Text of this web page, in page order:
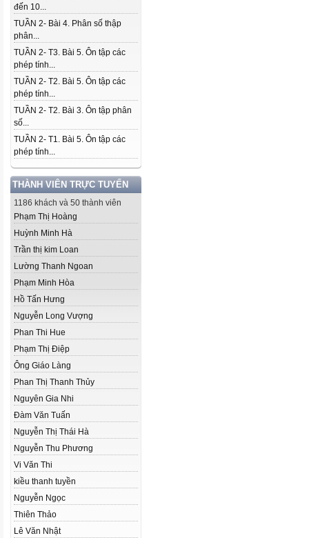
đến 10...
TUẦN 2- Bài 4. Phân số thập
phân...
TUẦN 2- T3. Bài 5. Ôn tập các
phép tính...
TUẦN 2- T2. Bài 5. Ôn tập các
phép tính...
TUẦN 2- T2. Bài 3. Ôn tập phân
số...
TUẦN 2- T1. Bài 5. Ôn tập các
phép tính...
THÀNH VIÊN TRỰC TUYẾN
1186 khách và 50 thành viên
Phạm Thị Hoàng
Huỳnh Minh Hà
Trần thị kim Loan
Lường Thanh Ngoan
Phạm Minh Hòa
Hồ Tấn Hưng
Nguyễn Long Vượng
Phan Thi Hue
Phạm Thị Điệp
Ông Giáo Làng
Phan Thị Thanh Thủy
Nguyên Gia Nhi
Đàm Văn Tuấn
Nguyễn Thị Thái Hà
Nguyễn Thu Phương
Vi Văn Thi
kiều thanh tuyền
Nguyễn Ngọc
Thiên Thảo
Lê Văn Nhật